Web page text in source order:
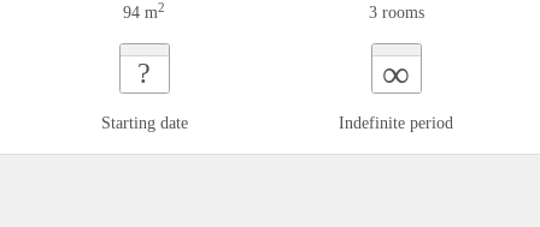
94 m2 3 rooms
?
Starting date
∞
Indefinite period